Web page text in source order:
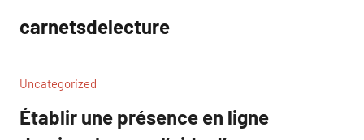
contenu
carnetsdelecture
Uncategorized
Établir une présence en ligne